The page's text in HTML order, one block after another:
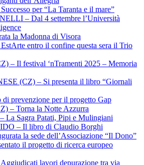
per “La Taranta e il mare”
– Dal 4 settembre l’Università
la Madonna di Visora
entro il confine questa sera il Trio
– Il festival ‘nTramenti 2025 – Memoria
(CZ) – Si presenta il libro “Giornali
di prevenzione per il progetto Gap
– Torna la Notte Azzurra
La Sagra Patati, Pipi e Mulingiani
– Il libro di Claudio Borghi
la sede dell’Associazione “Il Dono”
il progetto di ricerca europeo
lavori depurazione tra via